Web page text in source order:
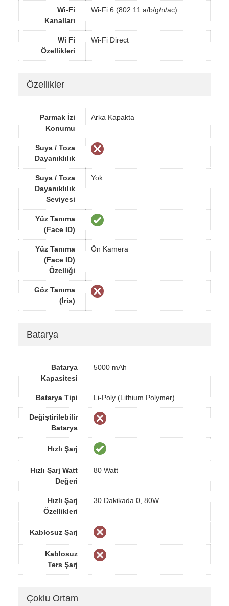
Wi-Fi
Kanalları
Wi-Fi 6 (802.11 a/b/g/n/ac)
Wi Fi
Özellikleri
Wi-Fi Direct
Özellikler
Parmak İzi
Konumu
Arka Kapakta
Suya / Toza
Dayanıklılık
Suya / Toza
Dayanıklılık
Seviyesi
Yok
Yüz Tanıma
(Face ID)
Yüz Tanıma
(Face ID)
Özelliği
Ön Kamera
Göz Tanıma
(İris)
Batarya
Batarya
Kapasitesi
5000 mAh
Batarya Tipi Li-Poly (Lithium Polymer)
Değiştirilebilir
Batarya
Hızlı Şarj
Hızlı Şarj Watt
Değeri
80 Watt
Hızlı Şarj
Özellikleri
30 Dakikada 0, 80W
Kablosuz Şarj
Kablosuz
Ters Şarj
Çoklu Ortam